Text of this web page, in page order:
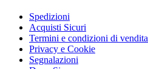
Spedizioni
Acquisti Sicuri
Termini e condizioni di vendita
Privacy e Cookie
Segnalazioni